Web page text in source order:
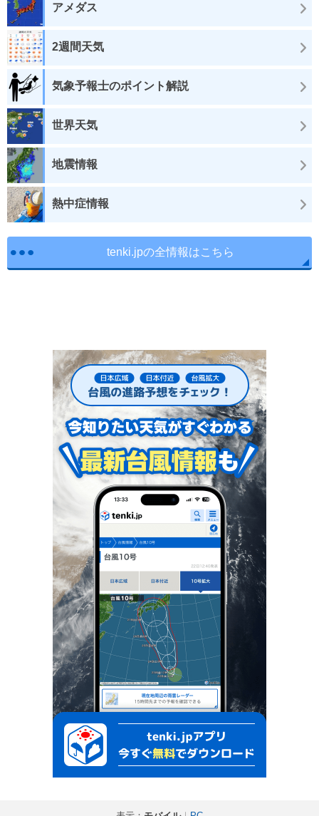
アメダス
2週間天気
気象予報士のポイント解説
世界天気
地震情報
熱中症情報
tenki.jpの全情報はこちら